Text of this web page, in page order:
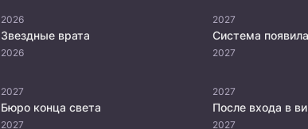
2026
Звездные врата
2026
2027
2027
2027
Бюро конца света
2027
2027
2027